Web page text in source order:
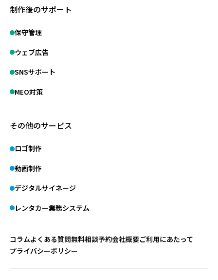
制作後のサポート
保守管理
ウェブ広告
SNSサポート
MEO対策
その他のサービス
ロゴ制作
動画制作
デジタルサイネージ
レンタカー業務システム
コラムよくある質問無料相談予約会社概要ご利用にあたって
プライバシーポリシー